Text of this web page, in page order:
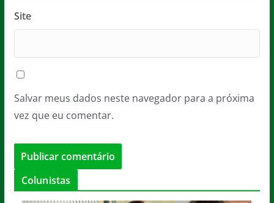
Site
Salvar meus dados neste navegador para a próxima
vez que eu comentar.
Colunistas